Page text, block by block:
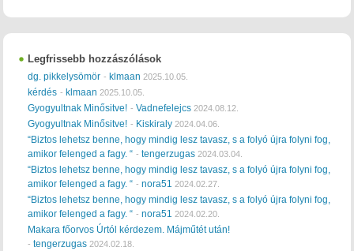
Legfrissebb hozzászólások
dg. pikkelysömör - klmaan 2025.10.05.
kérdés - klmaan 2025.10.05.
Gyogyultnak Minősitve! -Vadnefelejcs 2024.08.12.
Gyogyultnak Minősitve! - Kiskiraly 2024.04.06.
“Biztos lehetsz benne, hogy mindig lesz tavasz, s a folyó újra folyni fog,
amikor felenged a fagy. “ -tengerzugas 2024.03.04.
“Biztos lehetsz benne, hogy mindig lesz tavasz, s a folyó újra folyni fog,
amikor felenged a fagy. “ -nora51 2024.02.27.
“Biztos lehetsz benne, hogy mindig lesz tavasz, s a folyó újra folyni fog,
amikor felenged a fagy. “ -nora51 2024.02.20.
Makara főorvos Úrtól kérdezem. Májműtét után!
-tengerzugas 2024.02.18.